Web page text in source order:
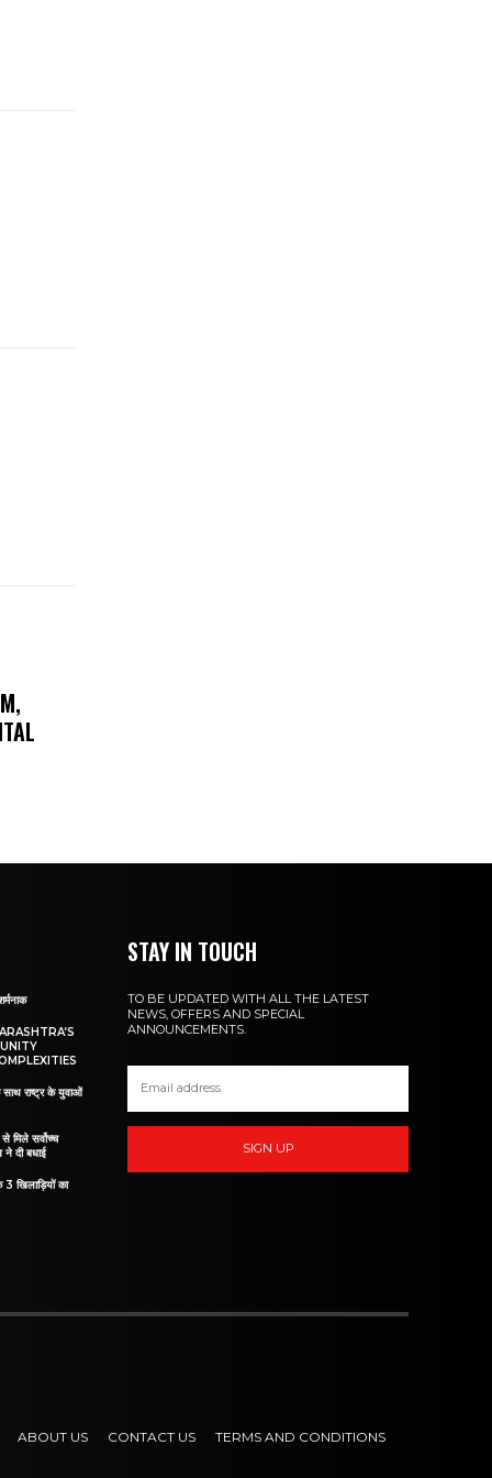
साथ राष्ट्र के युवाओं
से मिले सर्वोच्च
ने दी बधाई
खिलाड़ियों का
STAY IN TOUCH
TO BE UPDATED WITH ALL THE LATEST
NEWS, OFFERS AND SPECIAL
ANNOUNCEMENTS.
SIGN UP
ABOUT US CONTACT US TERMS AND CONDITIONS